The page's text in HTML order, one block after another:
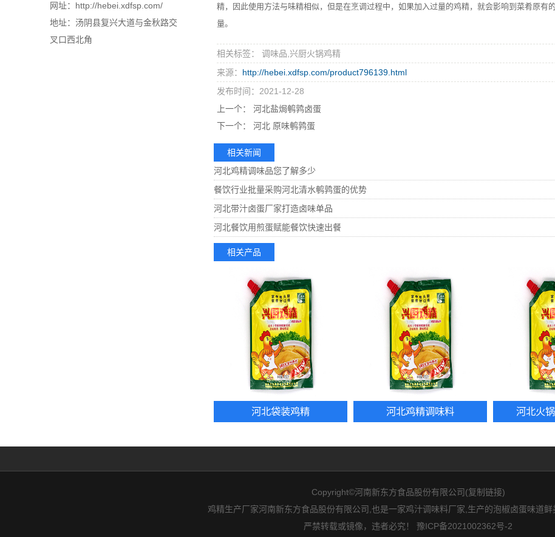
网址：http://hebei.xdfsp.com/
地址：汤阴县复兴大道与金秋路交
叉口西北角
精，因此使用方法与味精相似，但是在烹调过程中，如果加入过量的鸡精，就会影响到菜肴原
量。
相关标签： 调味品,兴厨火锅鸡精
来源： http://hebei.xdfsp.com/product796139.html
发布时间：2021-12-28
上一个：
河北盐焗鹌鹑卤蛋
下一个：
河北 原味鹌鹑蛋
相关新闻
河北鸡精调味品您了解多少
餐饮行业批量采购河北清水鹌鹑蛋的优势
河北带汁卤蛋厂家打造卤味单品
河北餐饮用煎蛋赋能餐饮快速出餐
相关产品
河北袋装鸡精 河北鸡精调味料 河北火
Copyright©河南新东方食品股份有限公司(复制链接)
鸡精生产厂家河南新东方食品股份有限公司,也是一家鸡汁调味料厂家,生产的泡椒卤蛋味道鲜
严禁转载或镜像，违者必究！ 豫ICP备2021002362号-2